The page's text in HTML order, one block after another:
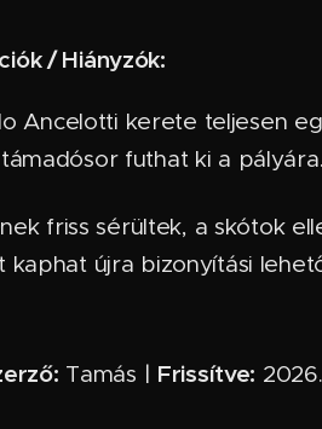
/ Hiányzók:
Ancelotti kerete teljesen
futhat ki a pályára.
friss sérültek, a skótok
kaphat újra bizonyítási
Tamás | Frissítve: